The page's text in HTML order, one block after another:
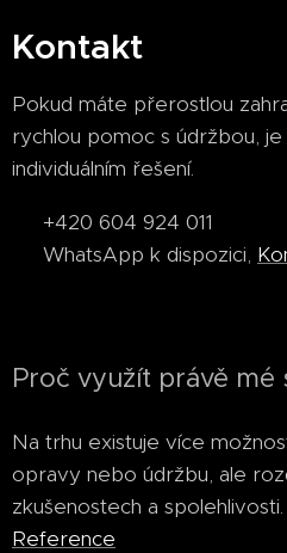
Kontakt
Pokud máte přerostlou
rychlou pomoc s údržbou,
individuálním řešení.
📞 +420 604 924 011
💬 WhatsApp k dispozici,
Proč využít právě mé
Na trhu existuje více
opravy nebo údržbu, ale
zkušenostech a spolehlivosti.
Reference